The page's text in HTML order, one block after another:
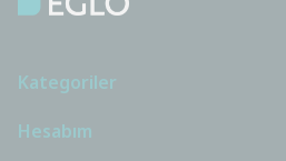
Kategoriler
Hesabım